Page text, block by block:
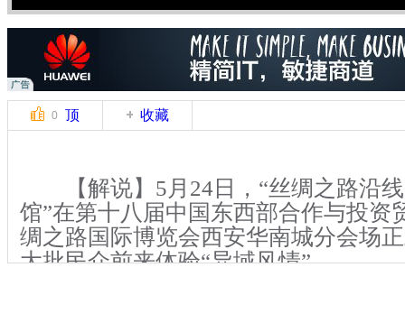
0 顶 收藏
【解说】5月24日，“丝绸之路沿线
馆”在第十八届中国东西部合作与投资
绸之路国际博览会西安华南城分会场
大批民众前来体验“异域风情”。